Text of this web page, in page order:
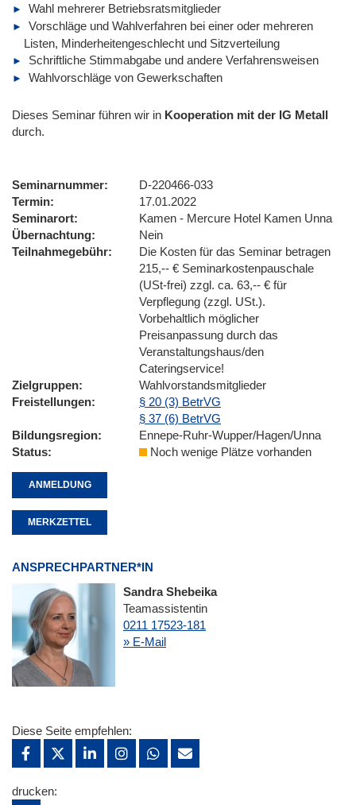
Wahl mehrerer Betriebsratsmitglieder
Vorschläge und Wahlverfahren bei einer oder mehreren
Listen, Minderheitengeschlecht und Sitzverteilung
Schriftliche Stimmabgabe und andere Verfahrensweisen
Wahlvorschläge von Gewerkschaften
Dieses Seminar führen wir in Kooperation mit der IG Metall
durch.
Seminarnummer
D-220466-033
Termin
17.01.2022
Seminarort
Kamen - Mercure Hotel Kamen Unna
Übernachtung
Nein
Teilnahmegebühr
Die Kosten für das Seminar betragen
215,-- € Seminarkostenpauschale
(USt-frei) zzgl. ca. 63,-- € für
Verpflegung (zzgl. USt.).
Vorbehaltlich möglicher
Preisanpassung durch das
Veranstaltungshaus/den
Cateringservice!
Zielgruppen
Wahlvorstandsmitglieder
Freistellungen
§ 20 (3) BetrVG
§ 37 (6) BetrVG
Bildungsregion
Ennepe-Ruhr-Wupper/Hagen/Unna
Status
Noch wenige Plätze vorhanden
ANMELDUNG
MERKZETTEL
ANSPRECHPARTNER*IN
Sandra Shebeika
Teamassistentin
0211 17523-181
» E-Mail
Diese Seite empfehlen:
drucken: